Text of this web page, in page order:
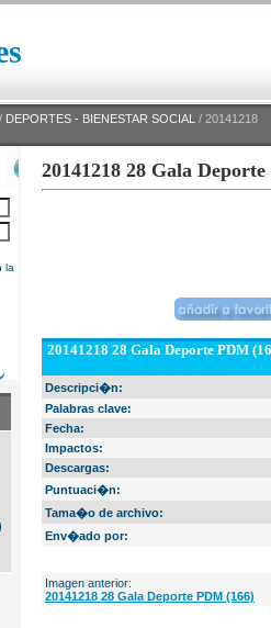
/ DEPORTES - BIENESTAR SOCIAL / 20141218
la
20141218 28 Gala
20141218 28 Gala Deporte PDM
Descripci�n:
Palabras clave:
Fecha:
Impactos:
Descargas:
Puntuaci�n:
Tama�o de archivo:
Env�ado por:
Imagen anterior:
20141218 28 Gala Deporte PDM (166)